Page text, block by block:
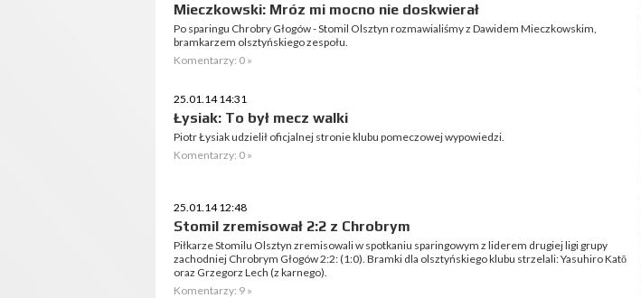
Mieczkowski: Mróz mi mocno nie doskwierał
Po sparingu Chrobry Głogów - Stomil Olsztyn rozmawialiśmy z Dawidem Mieczkowskim,
bramkarzem olsztyńskiego zespołu.
Komentarzy: 0 »
25.01.14 14:31
Łysiak: To był mecz walki
Piotr Łysiak udzielił oficjalnej stronie klubu pomeczowej wypowiedzi.
Komentarzy: 0 »
25.01.14 12:48
Stomil zremisował 2:2 z Chrobrym
Piłkarze Stomilu Olsztyn zremisowali w spotkaniu sparingowym z liderem drugiej ligi grupy
zachodniej Chrobrym Głogów 2:2: (1:0). Bramki dla olsztyńskiego klubu strzelali: Yasuhiro Katō
oraz Grzegorz Lech (z karnego).
Komentarzy: 9 »